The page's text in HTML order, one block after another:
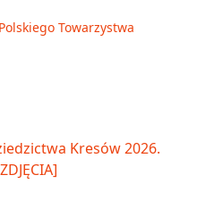
Towarzystwa